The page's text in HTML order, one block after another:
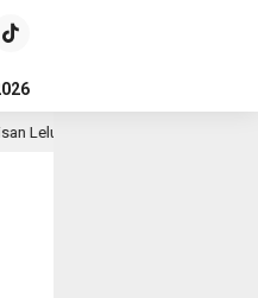
& Politik
Leluhur di Panggung Festival